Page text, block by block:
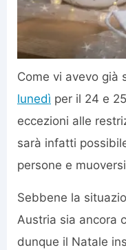
Come vi avevo già
lunedì per il 24 e
eccezioni alle
sarà infatti
persone e
Sebbene la
Austria sia ancora
dunque il Natale